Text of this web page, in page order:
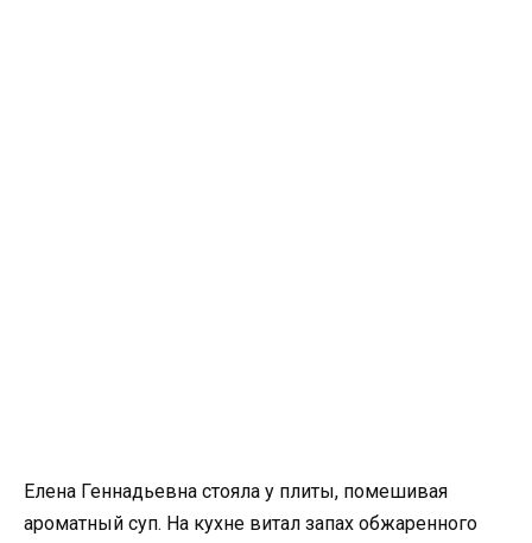
Елена Геннадьевна стояла у плиты, помешивая
ароматный суп. На кухне витал запах обжаренного